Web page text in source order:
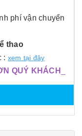
phí vận chuyển
thao
: xem tại đây
QUÝ KHÁCH